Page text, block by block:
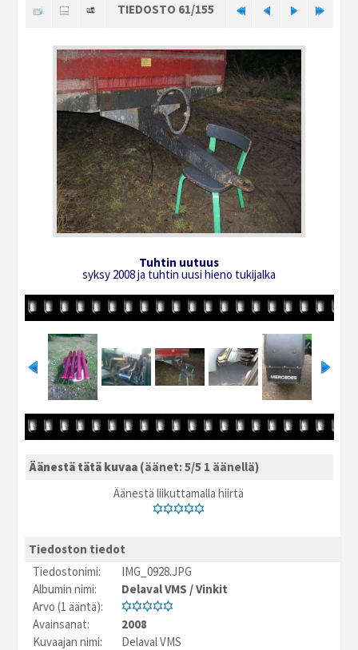
TIEDOSTO 61/155
Tuhtin uutuus
syksy 2008 ja tuhtin uusi hieno tukijalka
Äänestä tätä kuvaa (äänet: 5/5 1 äänellä)
Äänestä liikuttamalla hiirtä
Tiedoston tiedot
Tiedostonimi:
IMG_0928.JPG
Albumin nimi:
Delaval VMS /Vinkit
Arvo (1 ääntä):
Avainsanat:
2008
Kuvaajan nimi:
Delaval VMS